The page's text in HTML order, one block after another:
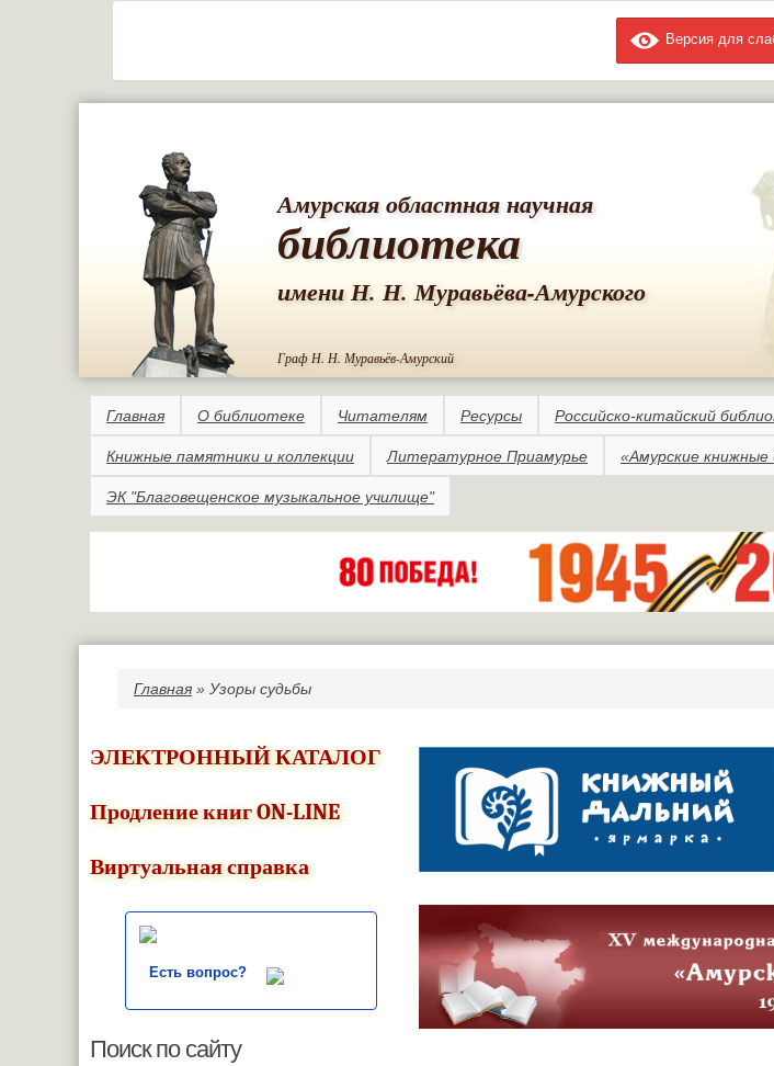
Версия для
Амурская областная научная
библиотека
имени Н. Н. Муравьёва-Амурского
Граф Н. Н. Муравьёв-Амурский
Главная О библиотеке Читателям Ресурсы Российско-китайский
Книжные памятники и коллекции Литературное Приамурье «Амурские книжные
ЭК "Благовещенское музыкальное училище"
Вы здесь
Главная » Узоры судьбы
ЭЛЕКТРОННЫЙ КАТАЛОГ
Продление книг ON-LINE
Виртуальная справка
Есть вопрос?
Поиск по сайту